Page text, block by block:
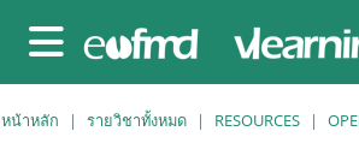
Side panel
หน้าหลัก รายวิชาทั้งหมด RESOURCES